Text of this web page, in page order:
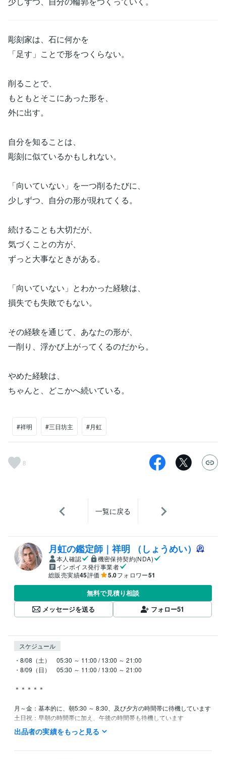
彫刻家は、石に何かを
「足す」ことで形をつくらない。
削ることで、
もともとそこにあった形を、
外に出す。
自分を知ることは、
彫刻に似ているかもしれない。
「向いていない」を一つ削るたびに、
少しずつ、自分の形が現れてくる。
続けることも大切だが、
気づくことの方が、
ずっと大事なときがある。
「向いていない」とわかった経験は、
損失でも失敗でもない。
その経験を通じて、あなたの形が、
一削り、浮かび上がってくるのだから。
やめた経験は、
ちゃんと、どこかへ続いている。
#祥明 #三日坊主 #月虹
8
一覧に戻る
月虹の鑑定師｜祥明 （しょうめい）
本人確認
機密保持契約(NDA)
インボイス発行事業者
総販売実績45評価 5.0フォロワー51
無料で見積り相談
メッセージを送る
フォロー51
スケジュール
・8/08（土）　05:30 ～ 11:00 / 13:00 ～ 21:00
・8/09（日）　05:30 ～ 11:00 / 13:00 ～ 21:00
＊＊＊＊＊
月～金：基本的に、朝5:30 ～ 8:30、及び夕方の時間帯に待機しています
土日祝：早朝の時間帯に加え、午後の時間帯も待機しています
※日によって若干前後する場合があります
※待機時間の詳細は、随時スケジュール更新します
出品者の実績をもっと見る